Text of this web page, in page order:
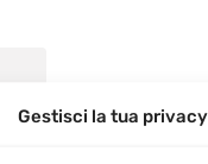
Gestisci la tua privacy